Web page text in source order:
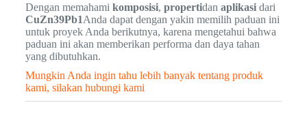
Dengan memahami komposisi, propertidan aplikasidari
CuZn39Pb1Anda dapat dengan yakin memilih paduan ini
untuk proyek Anda berikutnya, karena mengetahui bahwa
paduan ini akan memberikan performa dan daya tahan
yang dibutuhkan.
Mungkin Anda ingin tahu lebih banyak tentang produk
kami, silakan hubungi kami